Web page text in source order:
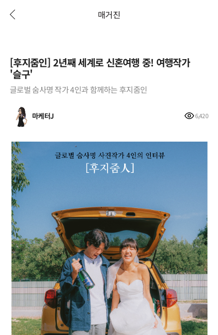
매거진
[후지줌인] 2년째 세계로 신혼여행 중! 여행작가
'슬구'
글로벌 숨사명 작가 4인과 함께하는 후지줌인
마케터J 6,420